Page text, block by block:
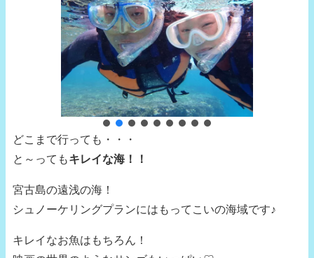
どこまで行っても・・・
と～ってもキレイな海！！
宮古島の遠浅の海！
シュノーケリングプランにはもってこいの海域です♪
キレイなお魚はもちろん！